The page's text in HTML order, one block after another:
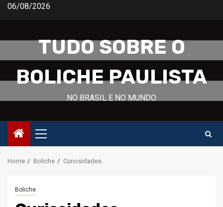
Skip06/08/2026
TUDO SOBRE O
BOLICHE PAULISTA
NO BRASIL E NO MUNDO
Primary
Menu
Home Boliche Curiosidades
Boliche